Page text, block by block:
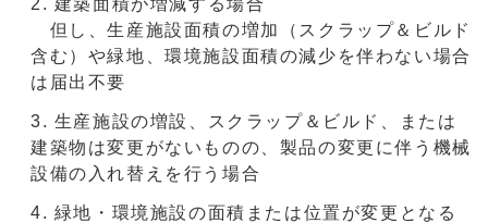
但し、生産施設面積の増加（スクラップ＆ビルド
含む）や緑地、環境施設面積の減少を伴わない場合
は届出不要
生産施設の増設、スクラップ＆ビルド、または
建築物は変更がないものの、製品の変更に伴う機械
設備の入れ替えを行う場合
緑地・環境施設の面積または位置が変更となる